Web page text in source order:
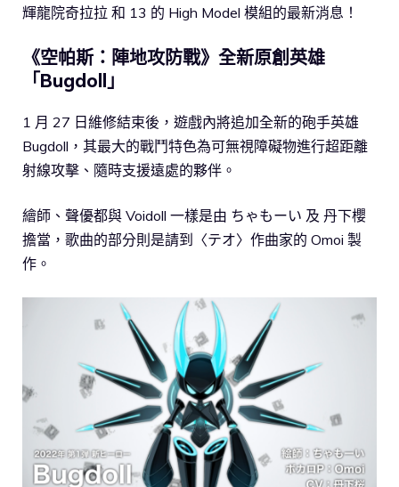
輝龍院奇拉拉 和 13 的 High Model 模組的最新消息！
《空帕斯：陣地攻防戰》全新原創英雄
「Bugdoll」
1 月 27 日維修結束後，遊戲內將追加全新的砲手英雄
Bugdoll，其最大的戰鬥特色為可無視障礙物進行超距離
射線攻擊、隨時支援遠處的夥伴。
繪師、聲優都與 Voidoll 一樣是由 ちゃもーい 及 丹下櫻
擔當，歌曲的部分則是請到〈テオ〉作曲家的 Omoi 製
作。